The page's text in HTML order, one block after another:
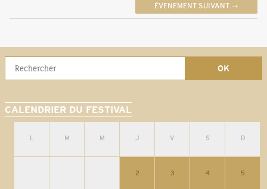
ÉVENEMENT SUIVANT →
CALENDRIER DU FESTIVAL
L M M J V S D
2 3 4 5